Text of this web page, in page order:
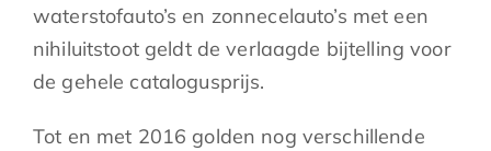
waterstofauto’s en zonnecelauto’s met een
nihiluitstoot geldt de verlaagde bijtelling voor
de gehele catalogusprijs.
Tot en met 2016 golden nog verschillende